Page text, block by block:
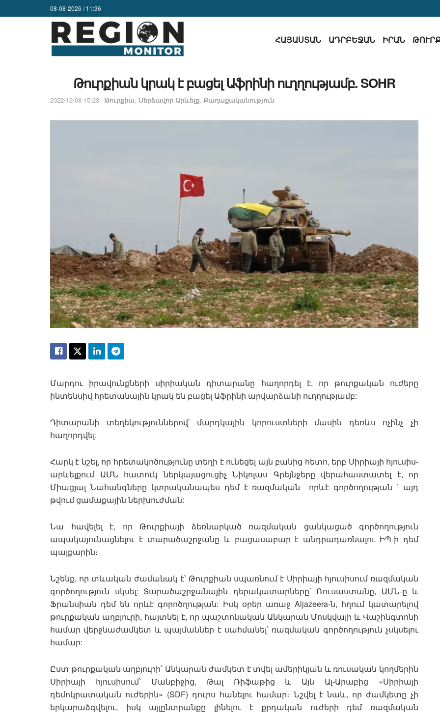
08-08-2026 / 11:36
ՀԱՅԱՍՏԱՆ ԱԴՐԲԵՋԱՆ ԻՐԱՆ
Թուրքիան կրակ է բացել Աֆրինի ուղղությամբ. SOHR
2022/12/08 15:23 Թուրքիա, Մերձավոր Արևելք, Քաղաքականություն
Մարդու իրավունքների սիրիական դիտարանը հաղորդել է, որ թուրքական ուժերը
ինտենսիվ հրետանային կրակ են բացել Աֆրինի արվարձանի ուղղությամբ:
Դիտարանի տեղեկություններով՝ մարդկային կորուստների մասին դեռևս ոչինչ չի
հաղորդվել:
Հարկ է նշել, որ հրետակոծությունը տեղի է ունեցել այն բանից հետո, երբ Սիրիայի հյուսիս-
արևելքում ԱՄՆ հատուկ ներկայացուցիչ Նիկոլաս Գրեյնջերը վերահաստատել է, որ
Միացյալ Նահանգները կտրականապես դեմ է ռազմական որևէ գործողության ՝ այդ
թվում ցամաքային ներխուժման:
Նա հավելել է, որ Թուրքիայի ձեռնարկած ռազմական ցանկացած գործողություն
ապակայունացնելու է տարածաշրջանը և բացասաբար է անդրադառնալու ԻՊ-ի դեմ
պայքարին։
Նշենք, որ տևական ժամանակ է՝ Թուրքիան սպառնում է Սիրիայի հյուսիսում ռազմական
գործողություն սկսել: Տարածաշրջանային դերակատարները՝ Ռուսաստանը, ԱՄՆ-ը և
Ֆրանսիան դեմ են որևէ գորոծղության: Իսկ օրեր առաջ Aljazeera-ն, հղում կատարելով
թուրքական աղբյուրի, հայտնել է, որ պաշտոնական Անկարան Մոսկվայի և Վաշինգտոնի
համար վերջնաժամկետ և պայմաններ է սահմանել՝ ռազմական գործողություն չսկսելու
համար:
Ըստ թուրքական աղբյուրի՝ Անկարան ժամկետ է տվել ամերիկյան և ռուսական կողմերին
Սիրիայի հյուսիսում՝ Մանբիջից, Թալ Ռիֆաթից և Այն Ալ-Արաբից «Սիրիայի
դեմոկրատական ​​ուժերին» (SDF) դուրս հանելու համար։ Նշվել է նաև, որ ժամկետը չի
երկարաձգվելու, իսկ այլընտրանքը լինելու է քրդական ուժերի դեմ ռազմական